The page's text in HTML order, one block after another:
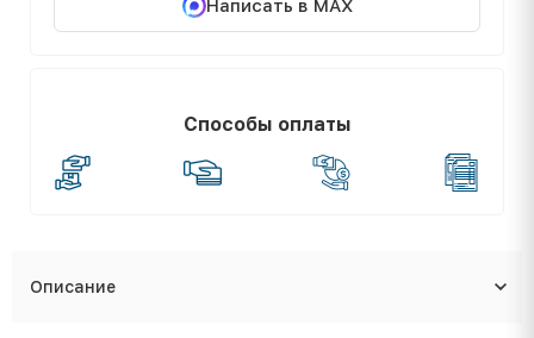
Написать в MAX
Способы оплаты
Описание